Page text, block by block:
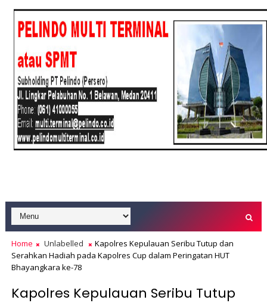
Home Unlabelled
Kapolres Kepulauan Seribu Tutup dan
Serahkan Hadiah pada Kapolres Cup dalam Peringatan HUT
Bhayangkara ke-78
Kapolres Kepulauan Seribu Tutup